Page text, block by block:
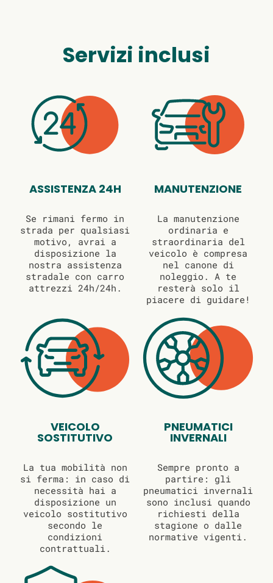
Servizi inclusi
ASSISTENZA 24H
Se rimani fermo in
strada per qualsiasi
motivo, avrai a
disposizione la
nostra assistenza
stradale con carro
attrezzi 24h/24h.
MANUTENZIONE
La manutenzione
ordinaria e
straordinaria del
veicolo è compresa
nel canone di
noleggio. A te
resterà solo il
piacere di guidare!
VEICOLO
SOSTITUTIVO
La tua mobilità non
si ferma: in caso di
necessità hai a
disposizione un
veicolo sostitutivo
secondo le
condizioni
contrattuali.
PNEUMATICI
INVERNALI
Sempre pronto a
partire: gli
pneumatici invernali
sono inclusi quando
richiesti della
stagione o dalle
normative vigenti.